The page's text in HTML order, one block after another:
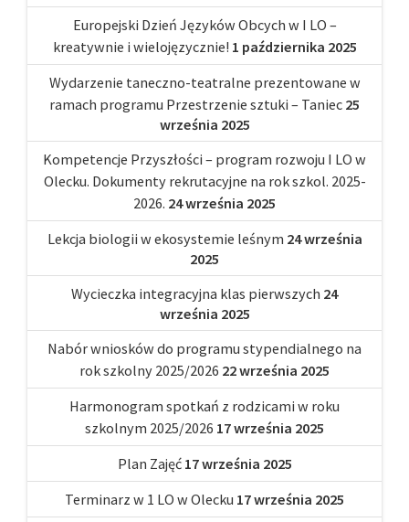
Europejski Dzień Języków Obcych w I LO –
kreatywnie i wielojęzycznie! 1 października 2025
Wydarzenie taneczno-teatralne prezentowane w
ramach programu Przestrzenie sztuki – Taniec 25
września 2025
Kompetencje Przyszłości – program rozwoju I LO w
Olecku. Dokumenty rekrutacyjne na rok szkol. 2025-
2026. 24 września 2025
Lekcja biologii w ekosystemie leśnym 24 września
2025
Wycieczka integracyjna klas pierwszych 24
września 2025
Nabór wniosków do programu stypendialnego na
rok szkolny 2025/2026 22 września 2025
Harmonogram spotkań z rodzicami w roku
szkolnym 2025/2026 17 września 2025
Plan Zajęć 17 września 2025
Terminarz w 1 LO w Olecku 17 września 2025